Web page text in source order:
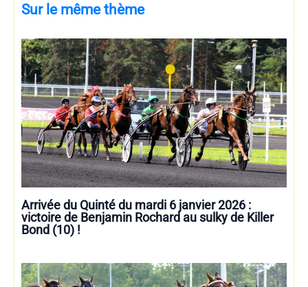
Sur le même thème
Arrivée du Quinté du mardi 6 janvier 2026 :
victoire de Benjamin Rochard au sulky de Killer
Bond (10) !